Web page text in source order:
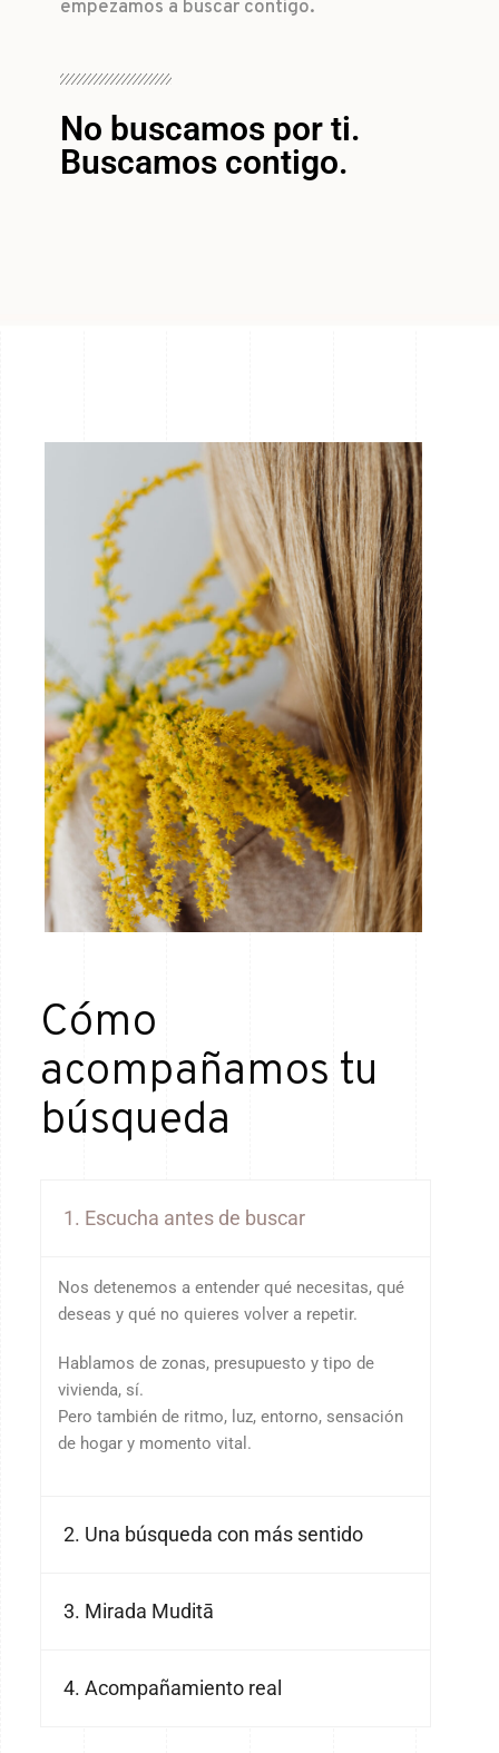
empezamos a buscar contigo.
No buscamos por ti.
Buscamos contigo.
Cómo
acompañamos tu
búsqueda
1. Escucha antes de buscar
Nos detenemos a entender qué necesitas, qué
deseas y qué no quieres volver a repetir.
Hablamos de zonas, presupuesto y tipo de
vivienda, sí.
Pero también de ritmo, luz, entorno, sensación
de hogar y momento vital.
2. Una búsqueda con más sentido
3. Mirada Muditā
4. Acompañamiento real